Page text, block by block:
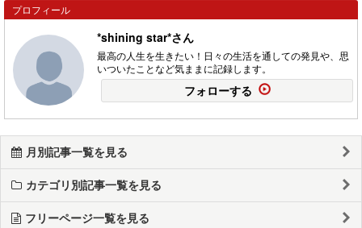
プロフィール
*shining star*さん
最高の人生を生きたい！日々の生活を通しての発見や、思
いついたことなど気ままに記録します。
フォローする
月別記事一覧を見る
カテゴリ別記事一覧を見る
フリーページ一覧を見る